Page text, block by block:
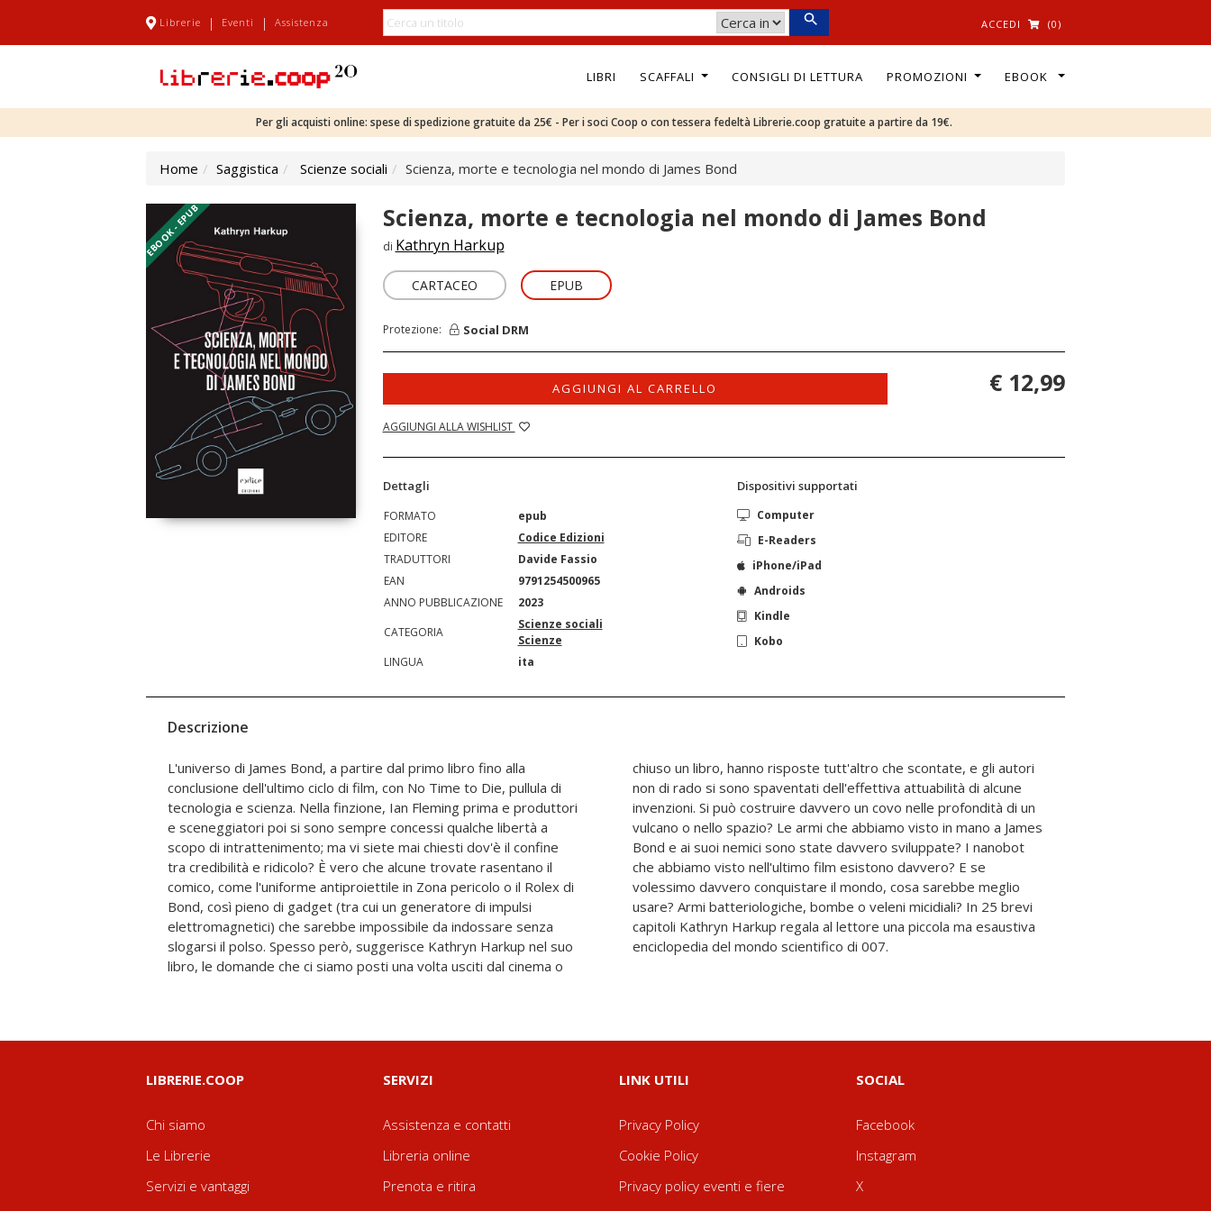
Librerie | Eventi | Assistenza ACCEDI (0)
LIBRI SCAFFALI CONSIGLI DI LETTURA PROMOZIONI EBOOK
Per gli acquisti online: spese di spedizione gratuite da 25€ - Per i soci Coop o con tessera fedeltà Librerie.coop gratuite a partire da 19€.
Home Saggistica Scienze sociali Scienza, morte e tecnologia nel mondo di James Bond
EBOOK - EPUB Scienza, morte e tecnologia nel mondo di James Bond
di Kathryn Harkup
CARTACEO EPUB
Protezione: Social DRM
AGGIUNGI AL CARRELLO
AGGIUNGI ALLA WISHLIST
€ 12,99
Dettagli
FORMATO
epub
EDITORE
Codice Edizioni
TRADUTTORI
Davide Fassio
EAN
9791254500965
ANNO PUBBLICAZIONE
2023
CATEGORIA
Scienze sociali
Scienze
LINGUA
ita
Dispositivi supportati
Computer
E-Readers
iPhone/iPad
Androids
Kindle
Kobo
Descrizione
L'universo di James Bond, a partire dal primo libro fino alla
conclusione dell'ultimo ciclo di film, con No Time to Die, pullula di
tecnologia e scienza. Nella finzione, Ian Fleming prima e produttori
e sceneggiatori poi si sono sempre concessi qualche libertà a
scopo di intrattenimento; ma vi siete mai chiesti dov'è il confine
tra credibilità e ridicolo? È vero che alcune trovate rasentano il
comico, come l'uniforme antiproiettile in Zona pericolo o il Rolex di
Bond, così pieno di gadget (tra cui un generatore di impulsi
elettromagnetici) che sarebbe impossibile da indossare senza
slogarsi il polso. Spesso però, suggerisce Kathryn Harkup nel suo
libro, le domande che ci siamo posti una volta usciti dal cinema o
chiuso un libro, hanno risposte tutt'altro che scontate, e gli autori
non di rado si sono spaventati dell'effettiva attuabilità di alcune
invenzioni. Si può costruire davvero un covo nelle profondità di un
vulcano o nello spazio? Le armi che abbiamo visto in mano a James
Bond e ai suoi nemici sono state davvero sviluppate? I nanobot
che abbiamo visto nell'ultimo film esistono davvero? E se
volessimo davvero conquistare il mondo, cosa sarebbe meglio
usare? Armi batteriologiche, bombe o veleni micidiali? In 25 brevi
capitoli Kathryn Harkup regala al lettore una piccola ma esaustiva
enciclopedia del mondo scientifico di 007.
LIBRERIE.COOP
Chi siamo
Le Librerie
Servizi e vantaggi
SERVIZI
Assistenza e contatti
Libreria online
Prenota e ritira
LINK UTILI
Privacy Policy
Cookie Policy
Privacy policy eventi e fiere
SOCIAL
Facebook
Instagram
X